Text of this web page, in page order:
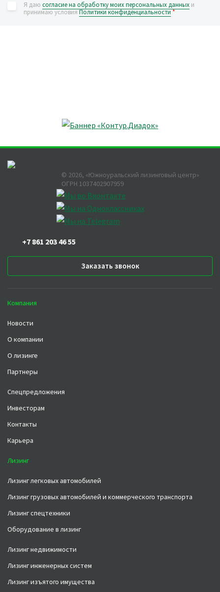
Я даю согласие на обработку моих персональных данных и
принимаю условияПолитики конфиденциальности*
© 2026, «Южноуральский лизинговый центр»
ОГРН 1037402907959
+7 861 203 46 55
Заказать звонок
Компания
Новости
О компании
О лизинге
Партнеры
Спецпредложения
Инвесторам
Контакты
Карьера
Лизинг
Лизинг легковых автомобилей
Лизинг грузовых автомобилей и коммерческого транспорта
Лизинг спецтехники
Оборудование в лизинг
Лизинг недвижимости
Лизинг инженерных систем
Лизинг изъятого имущества